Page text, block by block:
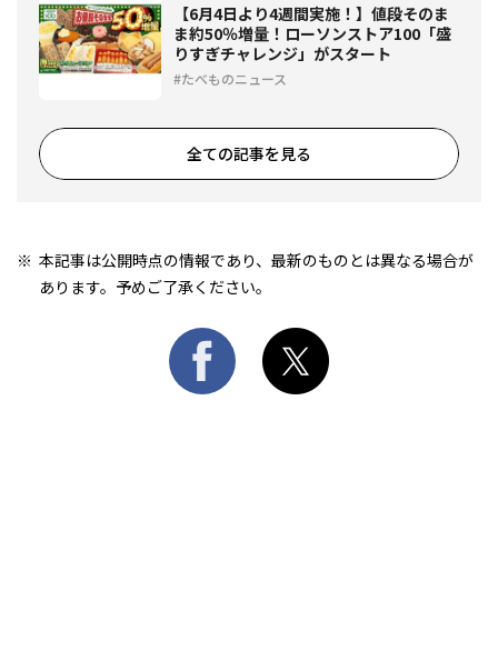
【6月4日より4週間実施！】値段そのま
ま約50％増量！ローソンストア100「盛
りすぎチャレンジ」がスタート
たべものニュース
全ての記事を見る
本記事は公開時点の情報であり、最新のものとは異なる場合が
あります。予めご了承ください。